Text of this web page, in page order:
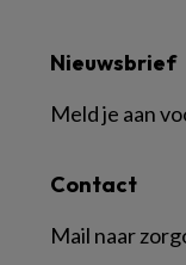
Nieuwsbrief
Meld je aan
Contact
Mail naar